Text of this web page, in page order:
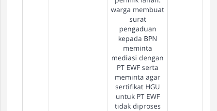
warga membuat
surat
pengaduan
kepada BPN
meminta
mediasi dengan
PT EWF serta
meminta agar
sertifikat HGU
untuk PT EWF
tidak diproses